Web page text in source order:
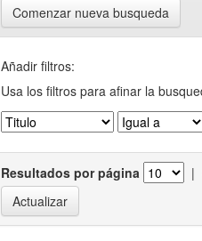
Comenzar nueva busqueda
Añadir filtros:
Usa los filtros para afinar la
Resultados por página |